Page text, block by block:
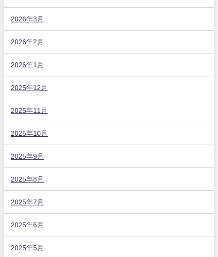
2026年3月
2026年2月
2026年1月
2025年12月
2025年11月
2025年10月
2025年9月
2025年8月
2025年7月
2025年6月
2025年5月